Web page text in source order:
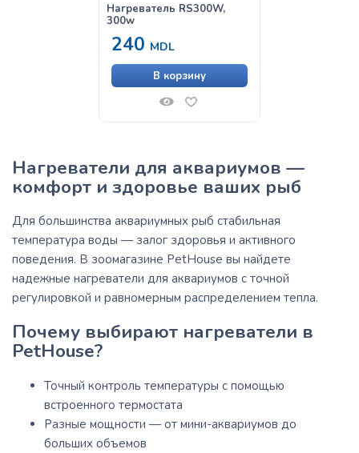
Нагреватель RS300W,
300w
240 MDL
В корзину
Нагреватели для аквариумов —
комфорт и здоровье ваших рыб
Для большинства аквариумных рыб стабильная
температура воды — залог здоровья и активного
поведения. В зоомагазине PetHouse вы найдете
надежные нагреватели для аквариумов с точной
регулировкой и равномерным распределением тепла.
Почему выбирают нагреватели в
PetHouse?
Точный контроль температуры с помощью
встроенного термостата
Разные мощности — от мини-аквариумов до
больших объемов